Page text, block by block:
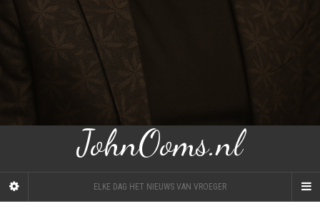
JohnOoms.nl
ELKE DAG HET NIEUWS VAN VROEGER